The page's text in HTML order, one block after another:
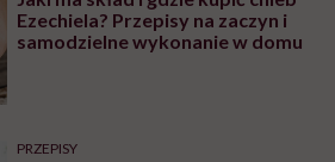
Ezechiela? Przepisy na zaczyn i
samodzielne wykonanie w domu
PRZEPISY